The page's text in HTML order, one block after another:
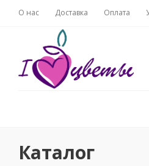
О нас Доставка Оплата
Каталог